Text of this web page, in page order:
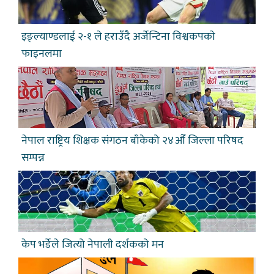
इङ्ल्याण्डलाई २-१ ले हराउँदै अर्जेन्टिना विश्वकपकाे
फाइनलमा
नेपाल राष्ट्रिय शिक्षक संगठन बाँकेको २४औँ जिल्ला परिषद
सम्पन्न
केप भर्डेले जित्यो नेपाली दर्शकको मन